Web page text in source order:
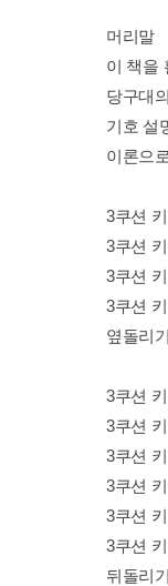
머리말
이 책을
당구대
기호 설
이론으
3쿠션
3쿠션
3쿠션
3쿠션
옆돌리
3쿠션
3쿠션
3쿠션
3쿠션
3쿠션
3쿠션
뒤돌리